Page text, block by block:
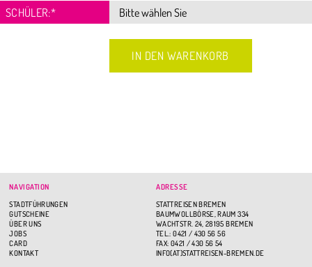
SCHÜLER:*
NAVIGATION
STADTFÜHRUNGEN
GUTSCHEINE
ÜBER UNS
JOBS
CARD
KONTAKT
ADRESSE
STATTREISEN BREMEN
BAUMWOLLBÖRSE, RAUM 334
WACHTSTR. 24, 28195 BREMEN
TEL.: 0421 / 430 56 56
FAX: 0421 / 430 56 54
INFO(AT)STATTREISEN-BREMEN.DE